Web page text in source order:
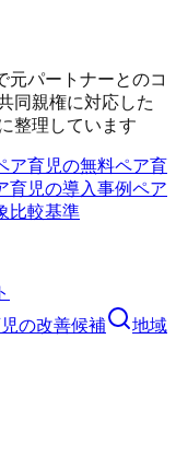
元パートナーとのコ
同親権に対応した
整理しています
ア育児の無料ペア育
育児の導入事例ペア
比較基準
の改善候補
地域